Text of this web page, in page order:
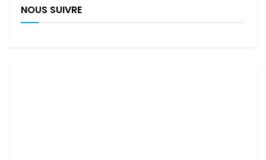
NOUS SUIVRE